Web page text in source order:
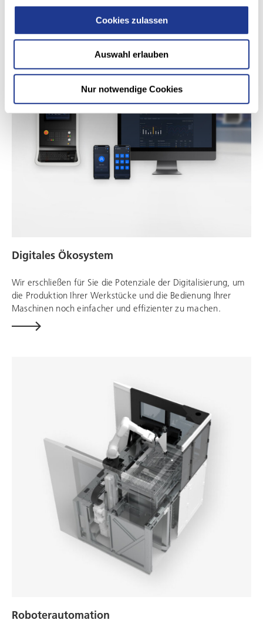
Cookies zulassen
Auswahl erlauben
Nur notwendige Cookies
Digitales Ökosystem
Wir erschließen für Sie die Potenziale der Digitalisierung, um
die Produktion Ihrer Werkstücke und die Bedienung Ihrer
Maschinen noch einfacher und effizienter zu machen.
Roboterautomation